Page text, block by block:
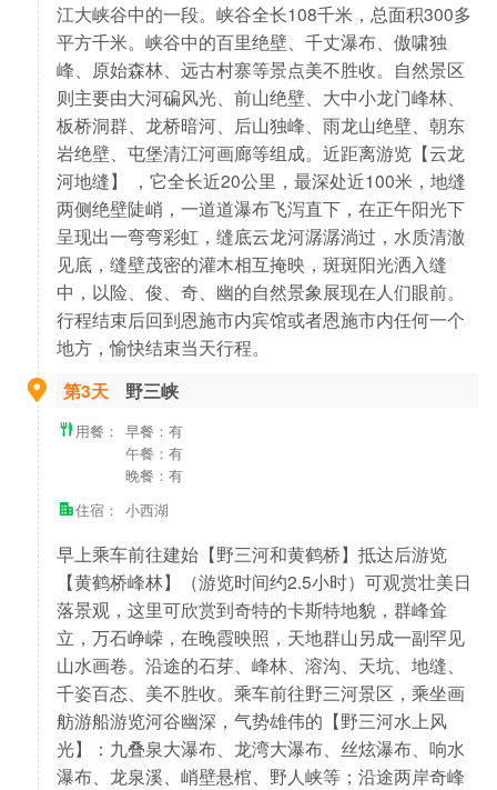
江大峡谷中的一段。峡谷全长108千米，总面积300多
平方千米。峡谷中的百里绝壁、千丈瀑布、傲啸独
峰、原始森林、远古村寨等景点美不胜收。自然景区
则主要由大河碥风光、前山绝壁、大中小龙门峰林、
板桥洞群、龙桥暗河、后山独峰、雨龙山绝壁、朝东
岩绝壁、屯堡清江河画廊等组成。近距离游览【云龙
河地缝】 ，它全长近20公里，最深处近100米，地缝
两侧绝壁陡峭，一道道瀑布飞泻直下，在正午阳光下
呈现出一弯弯彩虹，缝底云龙河潺潺淌过，水质清澈
见底，缝壁茂密的灌木相互掩映，斑斑阳光洒入缝
中，以险、俊、奇、幽的自然景象展现在人们眼前。
行程结束后回到恩施市内宾馆或者恩施市内任何一个
地方，愉快结束当天行程。
第3天 野三峡
用餐： 早餐：有
午餐：有
晚餐：有
住宿： 小西湖
早上乘车前往建始【野三河和黄鹤桥】抵达后游览
【黄鹤桥峰林】（游览时间约2.5小时）可观赏壮美日
落景观，这里可欣赏到奇特的卡斯特地貌，群峰耸
立，万石峥嵘，在晚霞映照，天地群山另成一副罕见
山水画卷。沿途的石芽、峰林、溶沟、天坑、地缝、
千姿百态、美不胜收。乘车前往野三河景区，乘坐画
舫游船游览河谷幽深，气势雄伟的【野三河水上风
光】：九叠泉大瀑布、龙湾大瀑布、丝炫瀑布、响水
瀑布、龙泉溪、峭壁悬棺、野人峡等；沿途两岸奇峰